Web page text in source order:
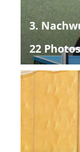
3.
22 Photos